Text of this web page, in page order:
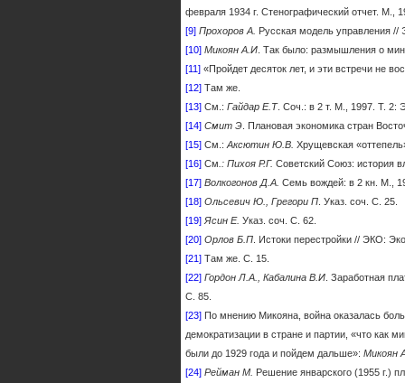
февраля 1934 г. Стенографический отчет. М.,
[9] Прохоров А. Русская модель управления
[10] Микоян А.И . Так было: размышления о
[11] «Пройдет десяток лет, и эти встречи не
[12] Там же.
[13] См.: Гайдар Е.Т. Соч.: в 2 т. М., 1997. Т. 2:
[14] Смит Э . Плановая экономика стран
[15] См.: Аксютин Ю.В. Хрущевская
[16] См .: Пихоя Р.Г. Советский Союз: история
[17] Волкогонов Д.А. Семь вождей: в 2 кн. М.,
[18] Ольсевич Ю., Грегори П . Указ. соч. С. 25.
[19] Ясин Е. Указ. соч. С. 62.
[20] Орлов Б.П . Истоки перестройки // ЭКО:
[21] Там же. С. 15.
[22] Гордон Л.А., Кабалина В.И . Заработная
С. 85.
[23] По мнению Микояна, война оказалась
демократизации в стране и партии, «что как
были до 1929 года и пой­дем дальше»: Микоян
[24] Рейман М. Решение январского (1955 г.)